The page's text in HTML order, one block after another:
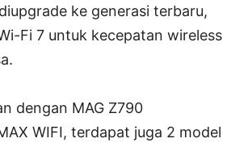
ke generasi terbaru,
Fi 7 untuk kecepatan wireless
dengan MAG Z790
WIFI, terdapat juga 2 model